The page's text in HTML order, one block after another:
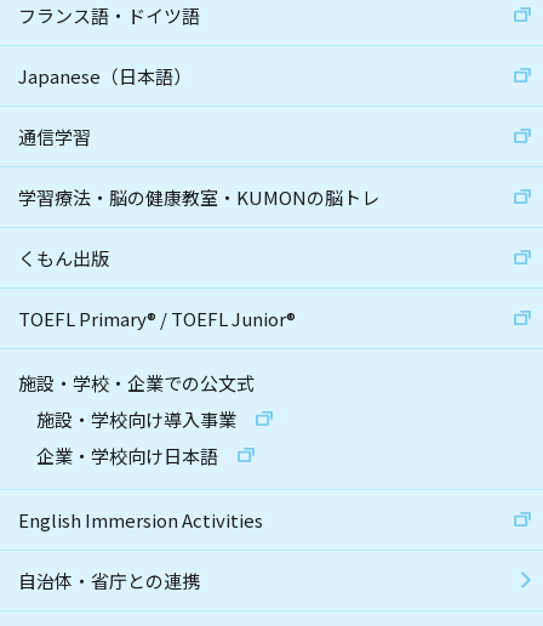
フランス語・ドイツ語
Japanese（日本語）
通信学習
学習療法・脳の健康教室・KUMONの脳トレ
くもん出版
TOEFL Primary® /TOEFL Junior®
施設・学校・企業での公文式
施設・学校向け導入事業
企業・学校向け日本語
English Immersion Activities
自治体・省庁との連携